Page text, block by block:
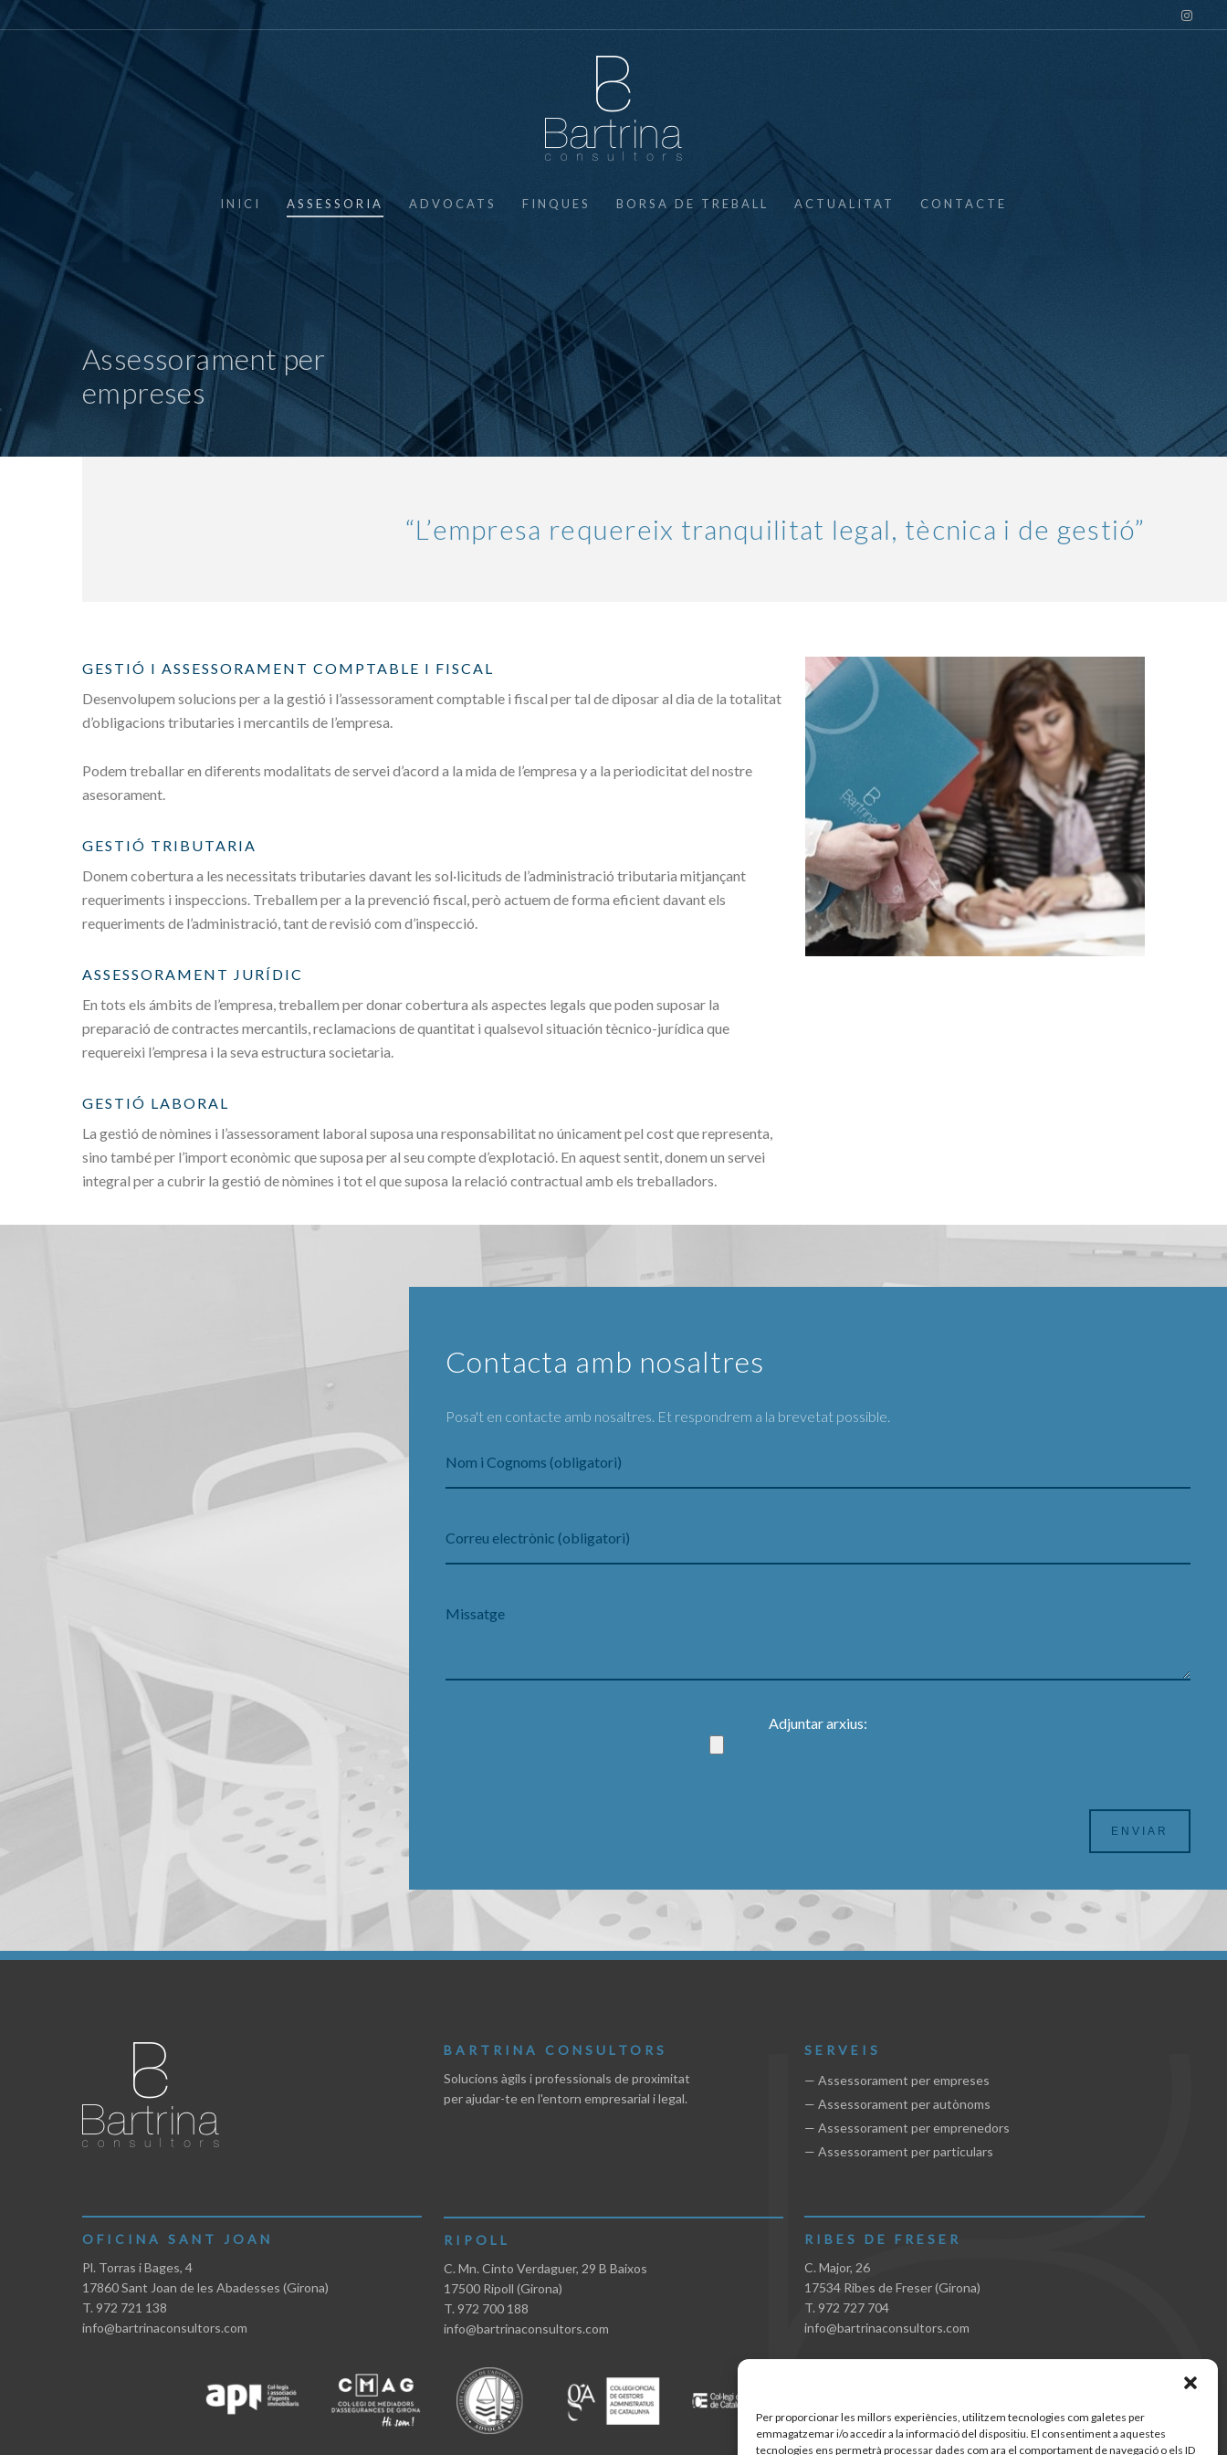
Per proporcionar les millors experiències, utilitzem tecnologies com galetes per
emmagatzemar i/o accedir a la informació del dispositiu. El consentiment a aquestes
tecnologies ens permetrà processar dades com ara el comportament de navegació o els ID
INICI ASSESSORIA ADVOCATS FINQUES BORSA DE TREBALL ACTUALITAT CONTACTE
Assessorament per
empreses
“L’empresa requereix tranquilitat legal, tècnica i de gestió”
GESTIÓ I ASSESSORAMENT COMPTABLE I FISCAL
Desenvolupem solucions per a la gestió i l’assessorament comptable i fiscal per tal de diposar al dia de la totalitat
d’obligacions tributaries i mercantils de l’empresa.
Podem treballar en diferents modalitats de servei d’acord a la mida de l’empresa y a la periodicitat del nostre
asesorament.
GESTIÓ TRIBUTARIA
Donem cobertura a les necessitats tributaries davant les sol·licituds de l’administració tributaria mitjançant
requeriments i inspeccions. Treballem per a la prevenció fiscal, però actuem de forma eficient davant els
requeriments de l’administració, tant de revisió com d’inspecció.
ASSESSORAMENT JURÍDIC
En tots els ámbits de l’empresa, treballem per donar cobertura als aspectes legals que poden suposar la
preparació de contractes mercantils, reclamacions de quantitat i qualsevol situación tècnico-jurídica que
requereixi l’empresa i la seva estructura societaria.
GESTIÓ LABORAL
La gestió de nòmines i l’assessorament laboral suposa una responsabilitat no únicament pel cost que representa,
sino també per l’import econòmic que suposa per al seu compte d’explotació. En aquest sentit, donem un servei
integral per a cubrir la gestió de nòmines i tot el que suposa la relació contractual amb els treballadors.
Contacta amb nosaltres
Posa't en contacte amb nosaltres. Et respondrem a la brevetat possible.
Adjuntar arxius:
OFICINA SANT JOAN
Pl. Torras i Bages, 4
17860 Sant Joan de les Abadesses (Girona)
T. 972 721 138
info@bartrinaconsultors.com
BARTRINA CONSULTORS
Solucions àgils i professionals de proximitat
per ajudar-te en l'entorn empresarial i legal.
RIPOLL
C. Mn. Cinto Verdaguer, 29 B Baixos
17500 Ripoll (Girona)
T. 972 700 188
info@bartrinaconsultors.com
SERVEIS
— Assessorament per empreses
— Assessorament per autònoms
— Assessorament per emprenedors
— Assessorament per particulars
RIBES DE FRESER
C. Major, 26
17534 Ribes de Freser (Girona)
T. 972 727 704
info@bartrinaconsultors.com